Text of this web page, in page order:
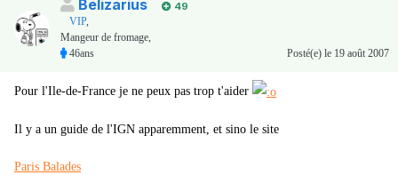
Belizarius
49
VIP,
Mangeur de fromage,
46ans
Posté(e) le 19 août 2007
Pour l'Ile-de-France je ne peux pas trop t'aider
Il y a un guide de l'IGN apparemment, et sino le site
Paris Balades